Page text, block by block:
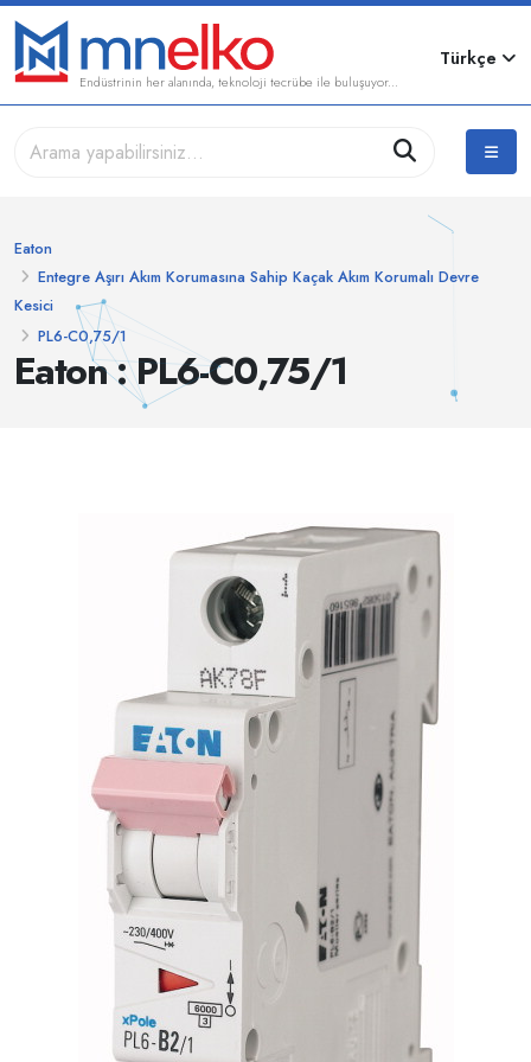
Endüstrinin her alanında, teknoloji tecrübe ile buluşuyor...
Türkçe
Eaton : PL6-C0,75/1
Eaton
Entegre Aşırı Akım Korumasına Sahip Kaçak Akım Korumalı Devre
Kesici
PL6-C0,75/1